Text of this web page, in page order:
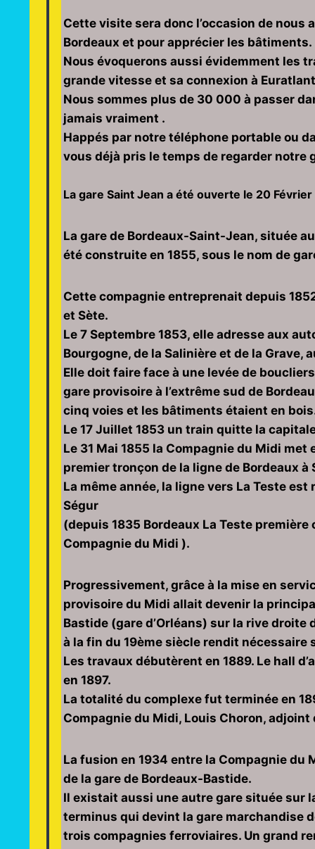
Cette visite sera donc l’occasion de
Bordeaux et pour apprécier les bâtiments.
Nous évoquerons aussi évidemment les
grande vitesse et sa connexion à
Nous sommes plus de 30 000 à passer
jamais vraiment .
Happés par notre téléphone portable ou
vous déjà pris le temps de regarder notre
La gare Saint Jean a été ouverte le 20
La gare de Bordeaux-Saint-Jean, située
été construite en 1855, sous le nom de
Cette compagnie entreprenait depuis
et Sète.
Le 7 Septembre 1853, elle adresse aux
Bourgogne, de la Salinière et de la
Elle doit faire face à une levée de
gare provisoire à l’extrême sud de
cinq voies et les bâtiments étaient en
Le 17 Juillet 1853 un train quitte la
Le 31 Mai 1855 la Compagnie du Midi
premier tronçon de la ligne de Bordeaux à
La même année, la ligne vers La Teste
Ségur
(depuis 1835 Bordeaux La Teste
Compagnie du Midi ).
Progressivement, grâce à la mise en
provisoire du Midi allait devenir la
Bastide (gare d’Orléans) sur la rive
à la fin du 19ème siècle rendit nécessaire
Les travaux débutèrent en 1889. Le hall
en 1897.
La totalité du complexe fut terminée en
Compagnie du Midi, Louis Choron,
La fusion en 1934 entre la Compagnie
de la gare de Bordeaux-Bastide.
Il existait aussi une autre gare située sur
terminus qui devint la gare marchandise
trois compagnies ferroviaires. Un grand